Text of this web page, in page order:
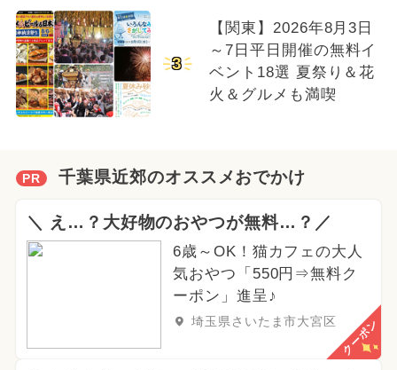
3
【関東】2026年8月3日
～7日平日開催の無料イ
ベント18選 夏祭り＆花
火＆グルメも満喫
PR 千葉県近郊のオススメおでかけ
＼ え…？大好物のおやつが無料…？／
6歳～OK！猫カフェの大人
気おやつ「550円⇒無料ク
ーポン」進呈♪
埼玉県さいたま市大宮区 クーポン